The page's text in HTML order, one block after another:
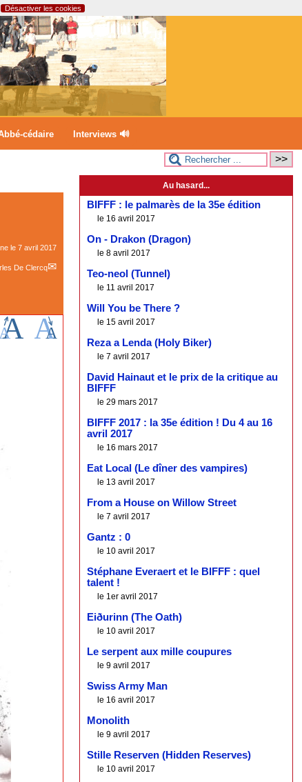
Désactiver les cookies
cédaire Interviews 🔊
le 7 avril 2017
De Clercq
Au hasard...
BIFFF : le palmarès de la 35e édition
le 16 avril 2017
On - Drakon (Dragon)
le 8 avril 2017
Teo-neol (Tunnel)
le 11 avril 2017
Will You be There ?
le 15 avril 2017
Reza a Lenda (Holy Biker)
le 7 avril 2017
David Hainaut et le prix de la critique au
BIFFF
le 29 mars 2017
BIFFF 2017 : la 35e édition ! Du 4 au 16
avril 2017
le 16 mars 2017
Eat Local (Le dîner des vampires)
le 13 avril 2017
From a House on Willow Street
le 7 avril 2017
Gantz : 0
le 10 avril 2017
Stéphane Everaert et le BIFFF : quel
talent !
le 1er avril 2017
Eiðurinn (The Oath)
le 10 avril 2017
Le serpent aux mille coupures
le 9 avril 2017
Swiss Army Man
le 16 avril 2017
Monolith
le 9 avril 2017
Stille Reserven (Hidden Reserves)
le 10 avril 2017